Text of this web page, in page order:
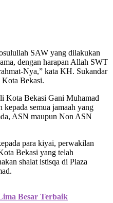
SAW yang dilakukan
dengan harapan Allah SWT
Nya,” kata KH. Sukandar
Bekasi.
Kota Bekasi Gani Muhamad
kepada semua jamaah yang
ASN maupun Non ASN
para kiyai, perwakilan
Bekasi yang telah
shalat istisqa di Plaza
Besar Terbaik